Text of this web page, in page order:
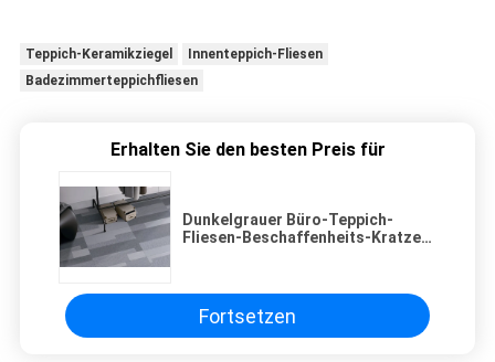
Teppich-Keramikziegel
Innenteppich-Fliesen
Badezimmerteppichfliesen
Erhalten Sie den besten Preis für
Dunkelgrauer Büro-Teppich-
Fliesen-Beschaffenheits-Kratzer-
Fortsetzen